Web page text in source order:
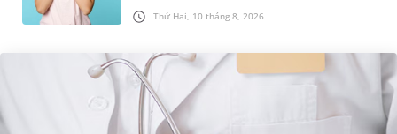
Thứ Hai, 10 tháng 8, 2026
không được phát hiện và điều trị sớm. Những
thông tin dưới đây sẽ gi...